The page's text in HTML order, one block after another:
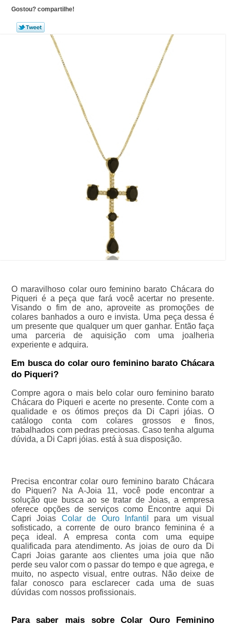
Gostou? compartilhe!
O maravilhoso colar ouro feminino barato Chácara do
Piqueri é a peça que fará você acertar no presente.
Visando o fim de ano, aproveite as promoções de
colares banhados a ouro e invista. Uma peça dessa é
um presente que qualquer um quer ganhar. Então faça
uma parceria de aquisição com uma joalheria
experiente e adquira.
Em busca do colar ouro feminino barato Chácara
do Piqueri?
Compre agora o mais belo colar ouro feminino barato
Chácara do Piqueri e acerte no presente. Conte com a
qualidade e os ótimos preços da Di Capri jóias. O
catálogo conta com colares grossos e finos,
trabalhados com pedras preciosas. Caso tenha alguma
dúvida, a Di Capri jóias. está à sua disposição.
Precisa encontrar colar ouro feminino barato Chácara
do Piqueri? Na A-Joia 11, você pode encontrar a
solução que busca ao se tratar de Joias, a empresa
oferece opções de serviços como Encontre aqui Di
Capri Joias Colar de Ouro Infantil
para um visual
sofisticado, a corrente de ouro branco feminina é a
peça ideal. A empresa conta com uma equipe
qualificada para atendimento. As joias de ouro da Di
Capri Joias garante aos clientes uma joia que não
perde seu valor com o passar do tempo e que agrega, e
muito, no aspecto visual, entre outras. Não deixe de
falar conosco para esclarecer cada uma de suas
dúvidas com nossos profissionais.
Para saber mais sobre Colar Ouro Feminino